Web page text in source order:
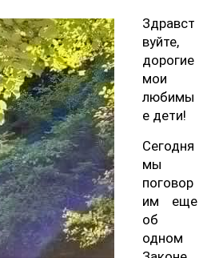
Здравст
вуйте,
дорогие
мои
любимы
е дети!
Сегодня
мы
поговор
им еще
об
одном